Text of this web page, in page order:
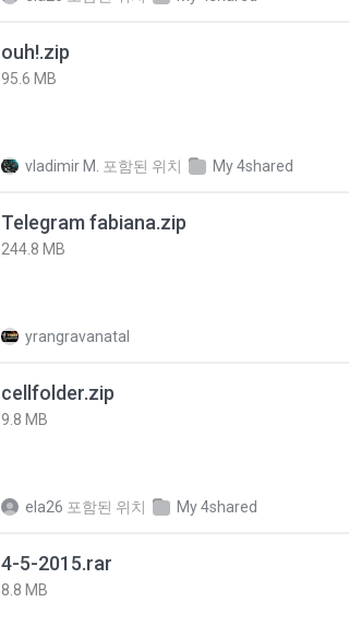
ouh!.zip
95.6 MB
vladimir M. 포함된 위치 My 4shared
Telegram fabiana.zip
244.8 MB
yrangravanatal
cellfolder.zip
9.8 MB
ela26 포함된 위치 My 4shared
4-5-2015.rar
8.8 MB